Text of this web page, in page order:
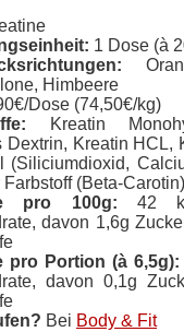
1 Dose (à
Himbeere
Dose (74,50€/kg)
Kreatin
Dextrin, Kreatin HCL,
(Siliciumdioxid,
(Beta-Carotin)
pro 100g: 42
davon 1,6g
pro Portion (à 6,5g):
davon 0,1g
Bei Body & Fit